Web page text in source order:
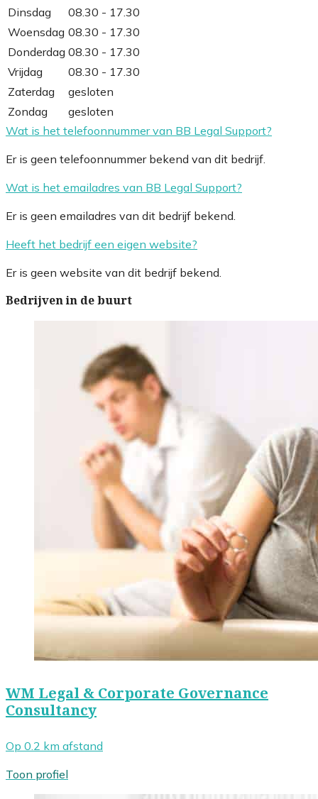
Dinsdag
08.30 - 17.30
Woensdag 08.30 - 17.30
Donderdag 08.30 - 17.30
Vrijdag
08.30 - 17.30
Zaterdag
gesloten
Zondag
gesloten
Wat is het telefoonnummer van BB Legal Support?
Er is geen telefoonnummer bekend van dit bedrijf.
Wat is het emailadres van BB Legal Support?
Er is geen emailadres van dit bedrijf bekend.
Heeft het bedrijf een eigen website?
Er is geen website van dit bedrijf bekend.
Bedrijven in de buurt
WM Legal & Corporate Governance
Consultancy
Op 0.2 km afstand
Toon profiel